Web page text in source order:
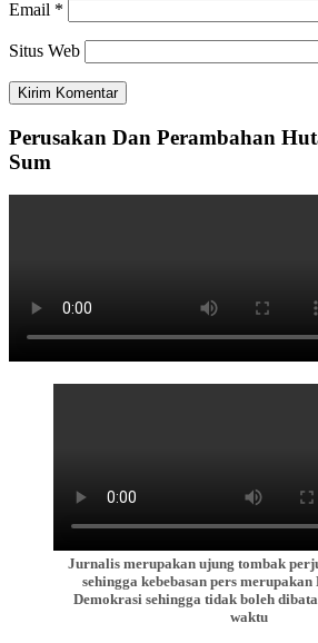
Email *
Situs Web
Perusakan Dan Perambahan
Sum
Jurnalis merupakan ujung tombak
sehingga kebebasan pers
Demokrasi sehingga tidak boleh
waktu